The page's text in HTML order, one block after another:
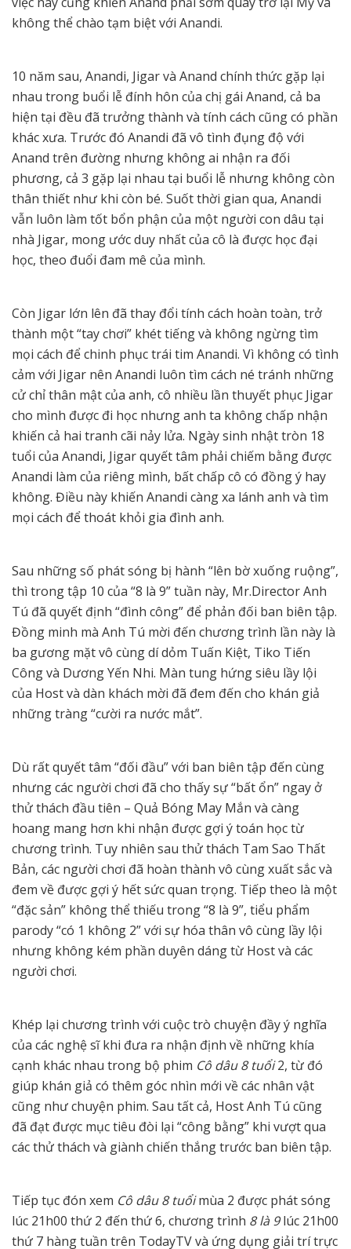
không thể chào tạm biệt với Anandi.
10 năm sau, Anandi, Jigar và Anand chính thức gặp lại
nhau trong buổi lễ đính hôn của chị gái Anand, cả ba
hiện tại đều đã trưởng thành và tính cách cũng có phần
khác xưa. Trước đó Anandi đã vô tình đụng độ với
Anand trên đường nhưng không ai nhận ra đối
phương, cả 3 gặp lại nhau tại buổi lễ nhưng không còn
thân thiết như khi còn bé. Suốt thời gian qua, Anandi
vẫn luôn làm tốt bổn phận của một người con dâu tại
nhà Jigar, mong ước duy nhất của cô là được học đại
học, theo đuổi đam mê của mình.
Còn Jigar lớn lên đã thay đổi tính cách hoàn toàn, trở
thành một “tay chơi” khét tiếng và không ngừng tìm
mọi cách để chinh phục trái tim Anandi. Vì không có tình
cảm với Jigar nên Anandi luôn tìm cách né tránh những
cử chỉ thân mật của anh, cô nhiều lần thuyết phục Jigar
cho mình được đi học nhưng anh ta không chấp nhận
khiến cả hai tranh cãi nảy lửa. Ngày sinh nhật tròn 18
tuổi của Anandi, Jigar quyết tâm phải chiếm bằng được
Anandi làm của riêng mình, bất chấp cô có đồng ý hay
không. Điều này khiến Anandi càng xa lánh anh và tìm
mọi cách để thoát khỏi gia đình anh.
Sau những số phát sóng bị hành “lên bờ xuống ruộng”,
thì trong tập 10 của “8 là 9” tuần này, Mr.Director Anh
Tú đã quyết định “đình công” để phản đối ban biên tập.
Đồng minh mà Anh Tú mời đến chương trình lần này là
ba gương mặt vô cùng dí dỏm Tuấn Kiệt, Tiko Tiến
Công và Dương Yến Nhi. Màn tung hứng siêu lầy lội
của Host và dàn khách mời đã đem đến cho khán giả
những tràng “cười ra nước mắt”.
Dù rất quyết tâm “đối đầu” với ban biên tập đến cùng
nhưng các người chơi đã cho thấy sự “bất ổn” ngay ở
thử thách đầu tiên – Quả Bóng May Mắn và càng
hoang mang hơn khi nhận được gợi ý toán học từ
chương trình. Tuy nhiên sau thử thách Tam Sao Thất
Bản, các người chơi đã hoàn thành vô cùng xuất sắc và
đem về được gợi ý hết sức quan trọng. Tiếp theo là một
“đặc sản” không thể thiếu trong “8 là 9”, tiểu phẩm
parody “có 1 không 2” với sự hóa thân vô cùng lầy lội
nhưng không kém phần duyên dáng từ Host và các
người chơi.
Khép lại chương trình với cuộc trò chuyện đầy ý nghĩa
của các nghệ sĩ khi đưa ra nhận định về những khía
cạnh khác nhau trong bộ phim Cô dâu 8 tuổi2, từ đó
giúp khán giả có thêm góc nhìn mới về các nhân vật
cũng như chuyện phim. Sau tất cả, Host Anh Tú cũng
đã đạt được mục tiêu đòi lại “công bằng” khi vượt qua
các thử thách và giành chiến thắng trước ban biên tập.
Tiếp tục đón xem Cô dâu 8 tuổimùa 2 được phát sóng
lúc 21h00 thứ 2 đến thứ 6, chương trình 8 là 9lúc 21h00
thứ 7 hàng tuần trên TodayTV và ứng dụng giải trí trực